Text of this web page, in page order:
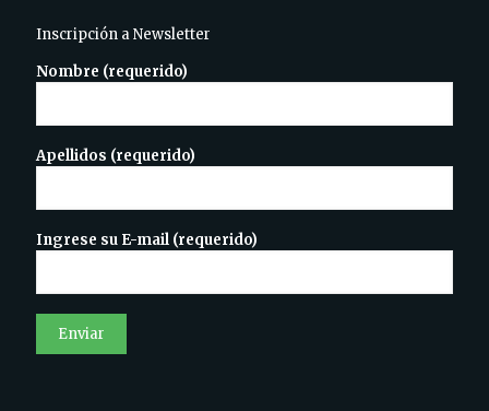
Inscripción a Newsletter
Nombre (requerido)
Apellidos (requerido)
Ingrese su E-mail (requerido)